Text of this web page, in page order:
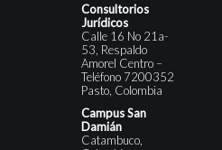
Consultorios
Jurídicos
Calle 16 No 21a-
53, Respaldo
Amorel Centro –
Teléfono 7200352
Pasto, Colombia
Campus San
Damián
Catambuco,